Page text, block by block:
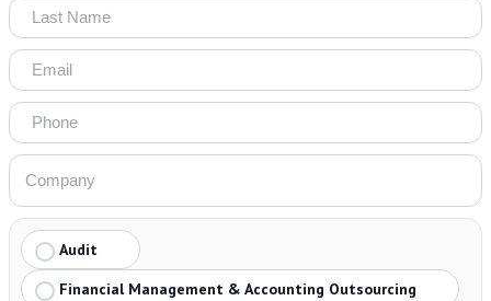
Audit
Financial Management & Accounting Outsourcing